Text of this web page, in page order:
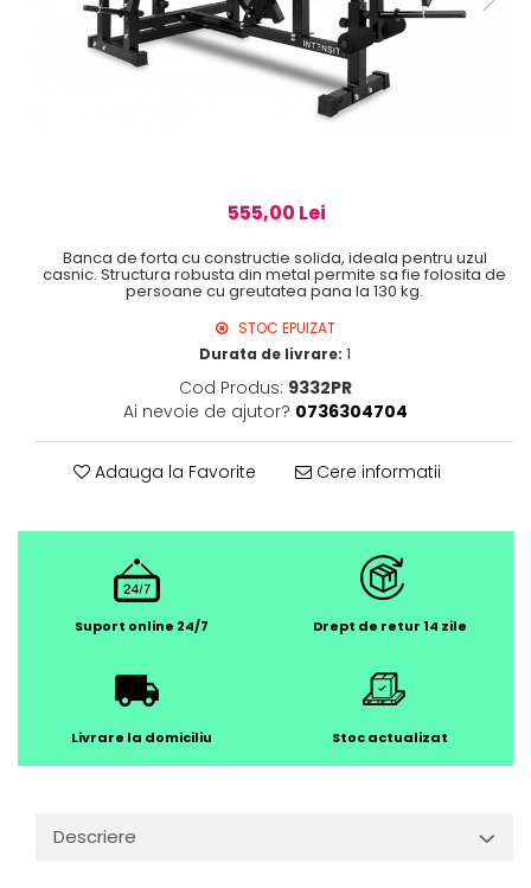
555,00 Lei
Banca de forta cu constructie solida, ideala pentru uzul
casnic. Structura robusta din metal permite sa fie folosita de
persoane cu greutatea pana la 130 kg.
STOC EPUIZAT
Durata de livrare: 1
Cod Produs: 9332PR
Ai nevoie de ajutor? 0736304704
Adauga la Favorite Cere informatii
Suport online 24/7 Drept de retur 14 zile
Livrare la domiciliu Stoc actualizat
Descriere